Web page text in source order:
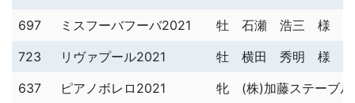
697
ミスフーバフーバ2021 牡
石瀬 浩三 様
723
リヴァプール2021 牡
横田 秀明 様
637
ピアノボレロ2021 牝
(株)加藤ステーブ